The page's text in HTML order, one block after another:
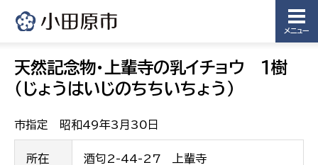
メニュー
天然記念物・上輩寺の乳イチョウ 1樹
（じょうはいじのちちいちょう）
市指定 昭和49年3月30日
所在 酒匂2-44-27 上輩寺